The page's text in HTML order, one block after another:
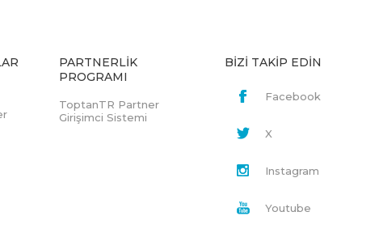
PARTNERLIK
PROGRAMI
ToptanTR Partner
Girişimci Sistemi
BİZİ TAKİP EDİN
Facebook
X
Instagram
Youtube